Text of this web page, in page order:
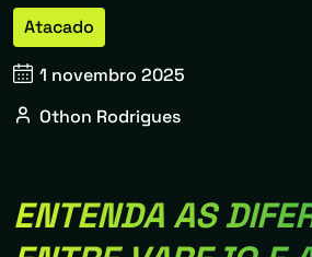
Atacado
1 novembro 2025
Othon Rodrigues
ENTENDA AS